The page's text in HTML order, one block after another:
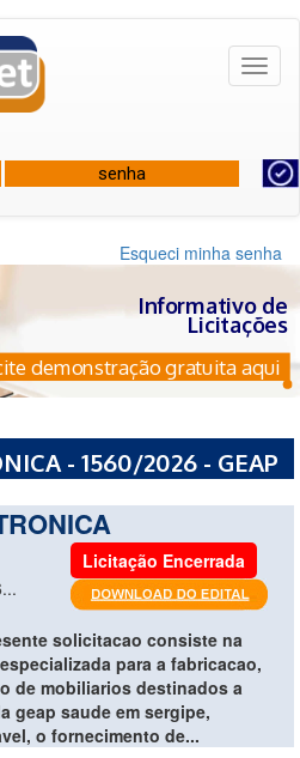
Esqueci minha senha
Informativo de
Licitações
demonstração gratuita aqui
- 1560/2026 - GEAP
Licitação Encerrada
solicitacao consiste na
para a fabricacao,
de mobiliarios destinados a
geap saude em sergipe,
o fornecimento de...